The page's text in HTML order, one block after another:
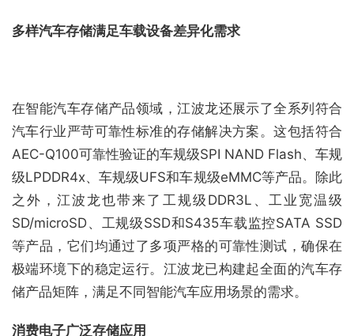
多样汽车存储满足车载设备差异化需求
在智能汽车存储产品领域，江波龙还展示了全系列符合
汽车行业严苛可靠性标准的存储解决方案。这包括符合
AEC-Q100可靠性验证的车规级SPI NAND Flash、车规
级LPDDR4x、车规级UFS和车规级eMMC等产品。除此
之外，江波龙也带来了工规级DDR3L、工业宽温级
SD/microSD、工规级SSD和S435车载监控SATA SSD
等产品，它们均通过了多项严格的可靠性测试，确保在
极端环境下的稳定运行。江波龙已构建起全面的汽车存
储产品矩阵，满足不同智能汽车应用场景的需求。
消费电子广泛存储应用